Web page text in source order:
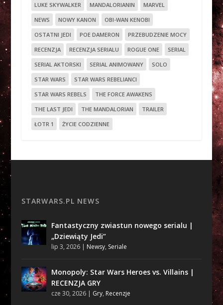
LUKE SKYWALKER
MANDALORIANIN
MARVEL
NEWS
NOWY KANON
OBI-WAN KENOBI
OSTATNI JEDI
POE DAMERON
PRZEBUDZENIE MOCY
RECENZJA
RECENZJA SERIALU ROGUE ONE
SERIAL
SERIAL AKTORSKI
SERIAL ANIMOWANY
SOLO
STAR WARS
STAR WARS REBELIANCI
STAR WARS REBELS
THE FORCE AWAKENS
THE LAST JEDI
THE MANDALORIAN
TRAILER
ŁOTR 1
ŻYCIE CODZIENNE
STARWARS.PL NEWS
Fantastyczny zwiastun nowego serialu |
„Dziewiąty Jedi”
lip 3, 2026| Newsy, Seriale
Monopoly: Star Wars Heroes vs. Villains |
RECENZJA GRY
cze 30, 2026| Gry, Recenzje